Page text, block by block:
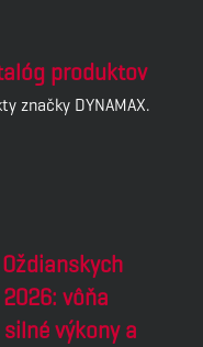
produktov
značky DYNAMAX.
Oždianskych
vôňa
výkony a